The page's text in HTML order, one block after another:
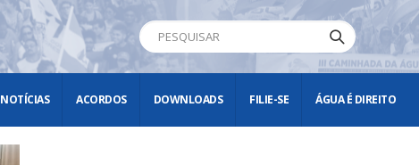
NOTÍCIAS ACORDOS DOWNLOADS FILIE-SE ÁGUA É DIREITO